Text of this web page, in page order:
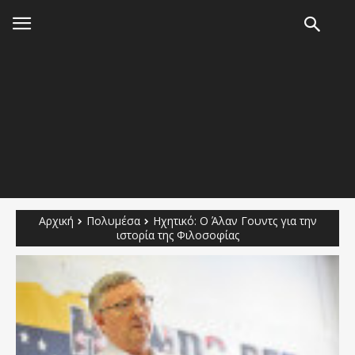
Αρχική Πολυμέσα
Ηχητικό: Ο Άλαν Γουντς για την
ιστορία της Φιλοσοφίας